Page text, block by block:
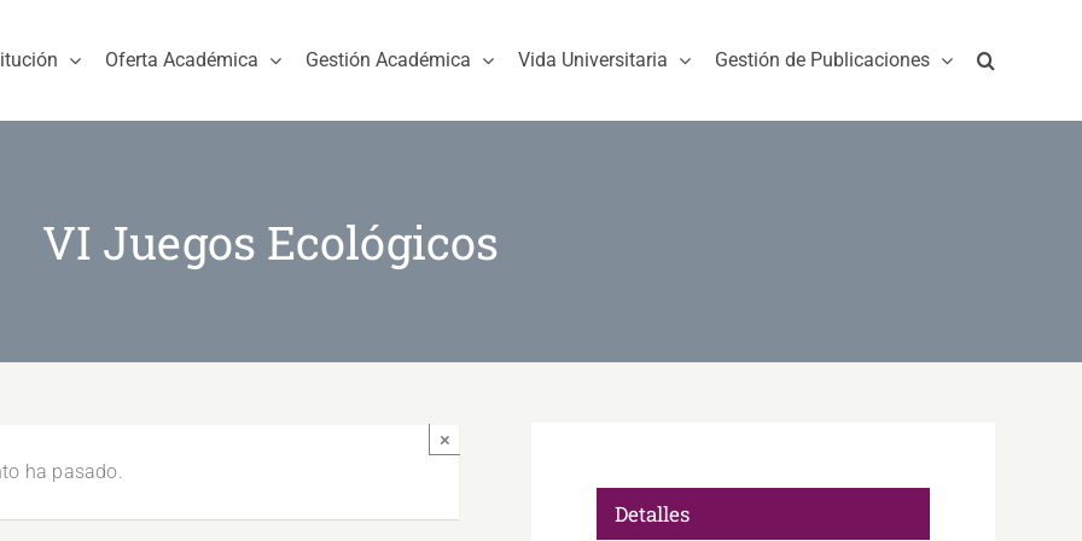
Oferta Académica Gestión Académica Vida Universitaria Gestión de Publicaciones
VI Juegos Ecológicos
ha pasado.
×
Detalles